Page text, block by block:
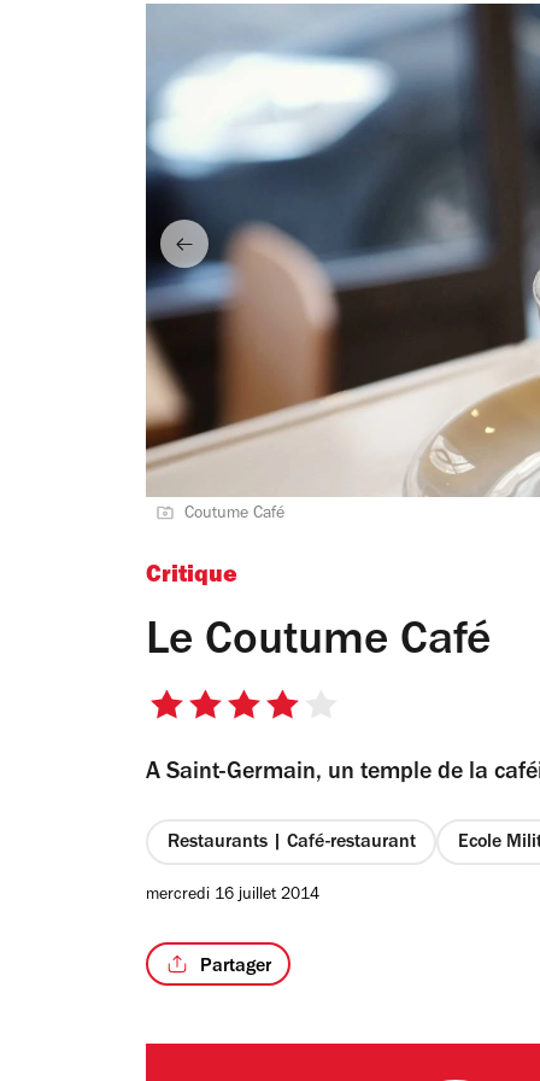
Coutume Café
Critique
Le Coutume Café
4
5
A Saint-Germain, un temple de la
Restaurants | Café-restaurant Ecole
mercredi 16 juillet 2014
Partager